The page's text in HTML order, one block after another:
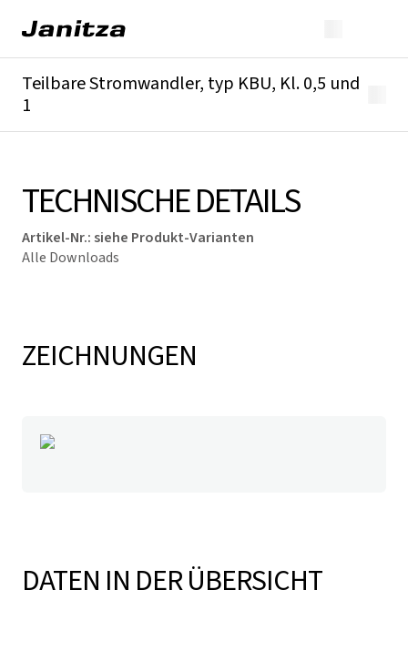
Teilbare Stromwandler, typ KBU, Kl. 0,5 und
1
TECHNISCHE DETAILS
Artikel-Nr.:siehe Produkt-Varianten
Alle Downloads
ZEICHNUNGEN
DATEN IN DER ÜBERSICHT